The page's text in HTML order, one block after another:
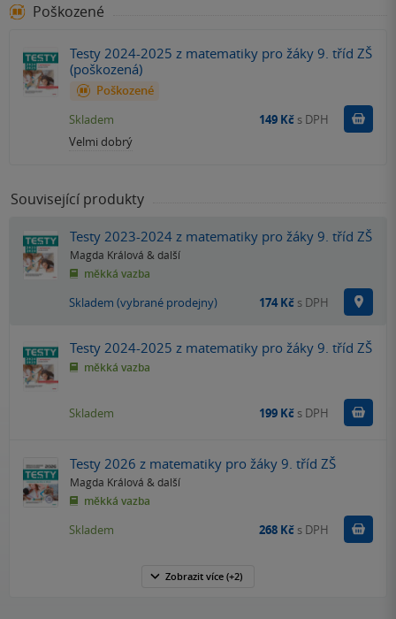
Poškozené
Testy 2024-2025 z matematiky pro žáky 9. tříd ZŠ
(poškozená)
Poškozené
Velmi dobrý
Skladem 149 Kč s DPH
Související produkty
Testy 2023-2024 z matematiky pro žáky 9. tříd ZŠ
Magda Králová & další
měkká vazba
Skladem (vybrané prodejny) 174 Kč s DPH
Testy 2024-2025 z matematiky pro žáky 9. tříd ZŠ
měkká vazba
Skladem 199 Kč s DPH
Testy 2026 z matematiky pro žáky 9. tříd ZŠ
Magda Králová & další
měkká vazba
Skladem 268 Kč s DPH
Zobrazit více (+2)